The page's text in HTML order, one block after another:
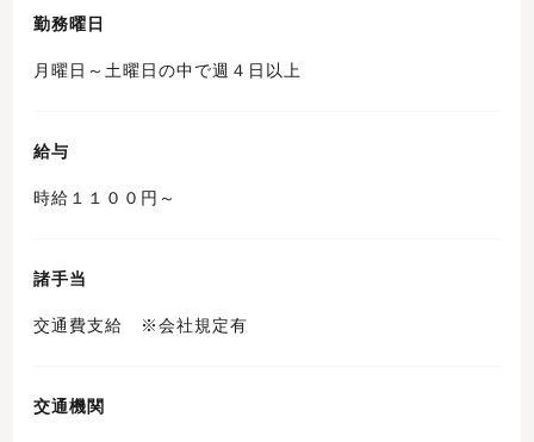
勤務曜日
月曜日～土曜日の中で週４日以上
給与
時給１１００円～
諸手当
交通費支給 ※会社規定有
交通機関